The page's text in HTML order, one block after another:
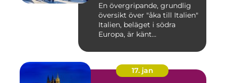
En övergripande, grundlig
översikt över "åka till Italien"
Italien, beläget i södra
Europa, är känt...
17. jan